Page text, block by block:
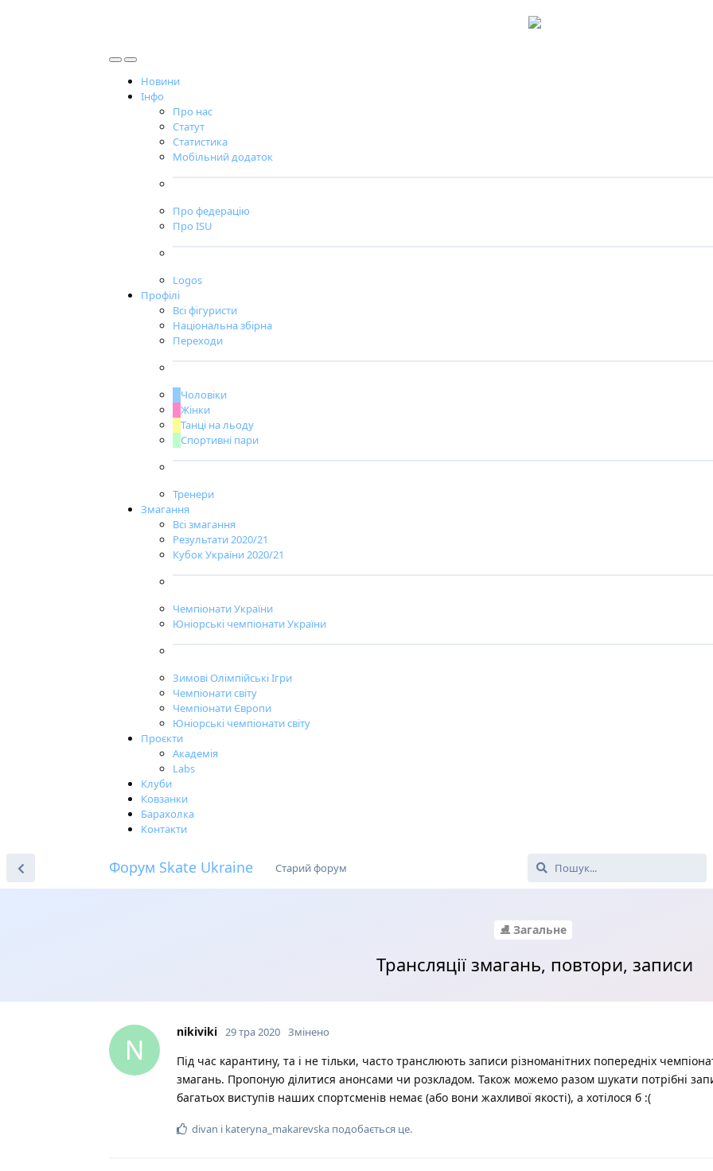
Новини
Інфо
Про нас
Статут
Статистика
Мобільний додаток
Про федерацію
Про ISU
Logos
Профілі
Всі фігуристи
Національна збірна
Переходи
Чоловіки
Жінки
Танці на льоду
Спортивні пари
Тренери
Змагання
Всі змагання
Результати 2020/21
Кубок України 2020/21
Чемпіонати України
Юніорські чемпіонати України
Зимові Олімпійські Ігри
Чемпіонати світу
Чемпіонати Європи
Юніорські чемпіонати світу
Проєкти
Академія
Labs
Клуби
Ковзанки
Барахолка
Контакти
Форум Skate Ukraine Старий форум
⛸ Загальне
Трансляції змагань, повтори, записи
N
nikiviki 29 тра 2020 Змінено
Під час карантину, та і не тільки, часто транслюють записи різноманітних попередніх
змагань. Пропоную ділитися анонсами чи розкладом. Також можемо разом шукати потрібні
багатьох виступів наших спортсменів немає (або вони жахливої якості), а хотілося б :(
divan і kateryna_makarevska подобається це.